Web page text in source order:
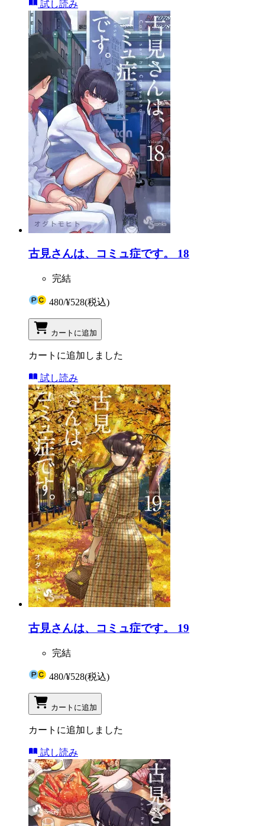
試し読み
古見さんは、コミュ症です。 18
完結
480/¥528(税込)
カートに追加
カートに追加しました
試し読み
古見さんは、コミュ症です。 19
完結
480/¥528(税込)
カートに追加
カートに追加しました
試し読み